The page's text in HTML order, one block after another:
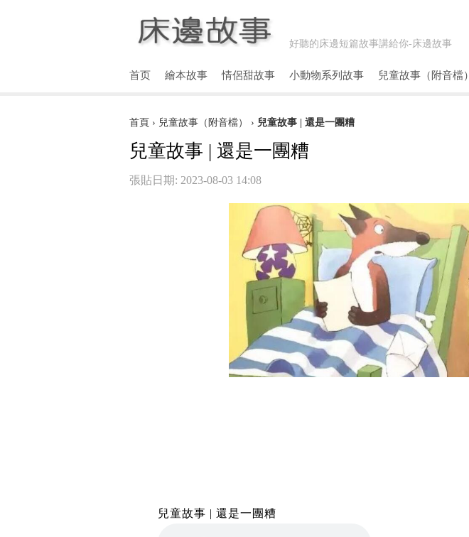
好聽的床邊短篇故事講給你-床邊故事
首页 繪本故事 情侶甜故事 小動物系列故事 兒童故事（附音檔）
首頁 › 兒童故事（附音檔） › 兒童故事 | 還是一團糟
兒童故事 | 還是一團糟
張貼日期: 2023-08-03 14:08
兒童故事 | 還是一團糟